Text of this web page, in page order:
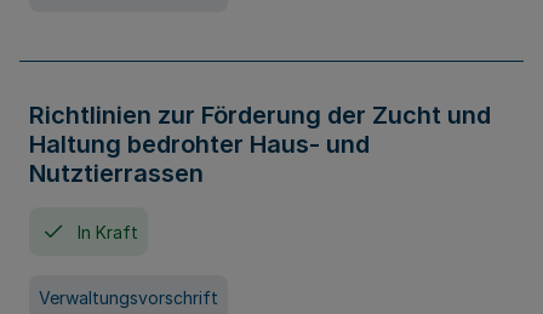
Richtlinien zur Förderung der Zucht und
Haltung bedrohter Haus- und
Nutztierrassen
In Kraft
Verwaltungsvorschrift